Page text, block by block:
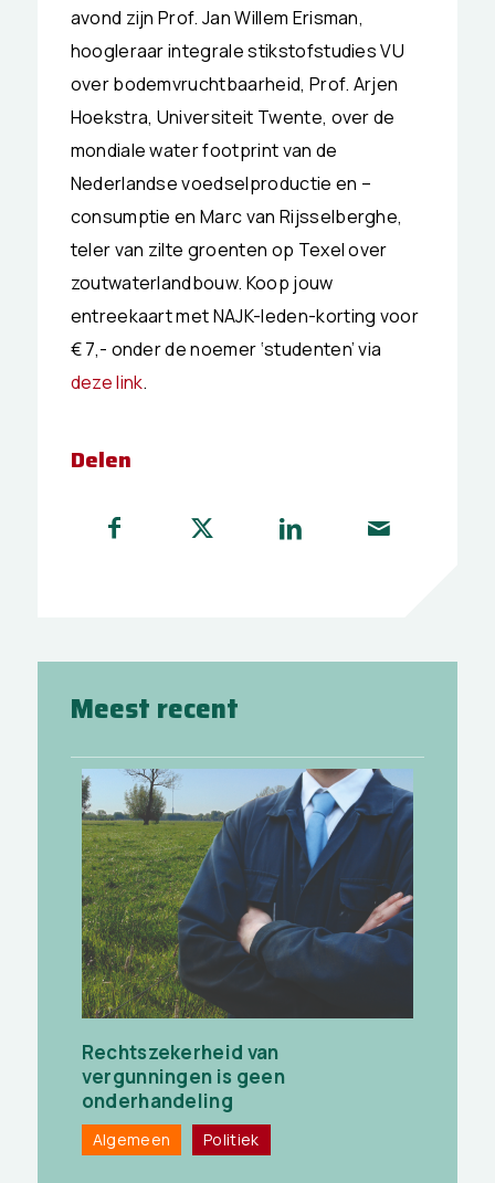
avond zijn Prof. Jan Willem Erisman,
hoogleraar integrale stikstofstudies VU
over bodemvruchtbaarheid, Prof. Arjen
Hoekstra, Universiteit Twente, over de
mondiale water footprint van de
Nederlandse voedselproductie en –
consumptie en Marc van Rijsselberghe,
teler van zilte groenten op Texel over
zoutwaterlandbouw. Koop jouw
entreekaart met NAJK-leden-korting voor
€ 7,- onder de noemer ‘studenten’ via
deze link.
Delen
Meest recent
Rechtszekerheid van
vergunningen is geen
onderhandeling
Algemeen Politiek